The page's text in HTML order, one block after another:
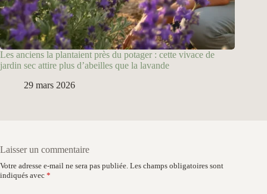
Les anciens la plantaient près du potager : cette vivace de
jardin sec attire plus d’abeilles que la lavande
29 mars 2026
Laisser un commentaire
Votre adresse e-mail ne sera pas publiée. Les champs obligatoires sont
indiqués avec *